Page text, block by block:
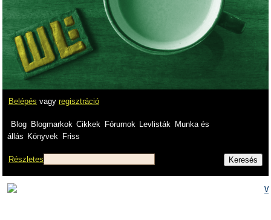
Belépés vagy regisztráció
Blog Blogmarkok Cikkek Fórumok Levlisták
Munka és
állás Könyvek Friss
Részletes